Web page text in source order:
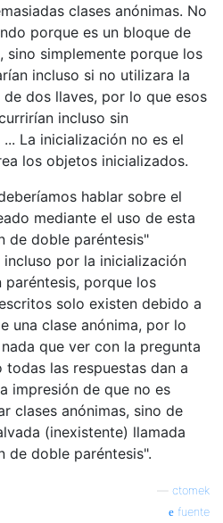
clases anónimas. No
porque es un bloque de
sino simplemente porque los
incluso si no utilizara la
dos llaves, por lo que esos
incluso sin
La inicialización no es el
los objetos inicializados.
hablar sobre el
mediante el uso de esta
de doble paréntesis"
incluso por la inicialización
paréntesis, porque los
solo existen debido a
una clase anónima, por lo
que ver con la pregunta
todas las respuestas dan a
impresión de que no es
clases anónimas, sino de
(inexistente) llamada
de doble paréntesis".
ctomek
fuente